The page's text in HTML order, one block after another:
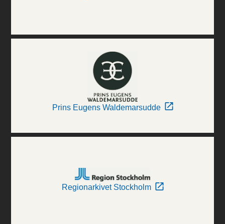
Prins Eugens Waldemarsudde
Regionarkivet Stockholm